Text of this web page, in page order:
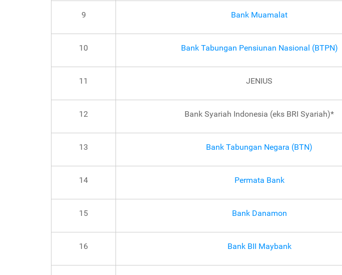
9 Bank Muamalat
10 Bank Tabungan Pensiunan Nasional (BTPN)
11 JENIUS
12 Bank Syariah Indonesia (eks BRI Syariah)*
13 Bank Tabungan Negara (BTN)
14 Permata Bank
15 Bank Danamon
16 Bank BII Maybank